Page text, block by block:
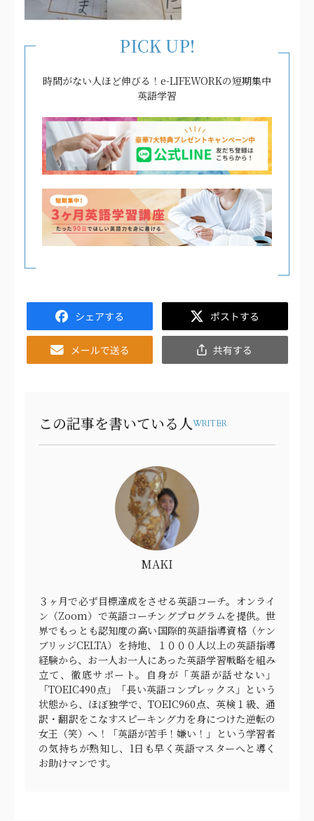
PICK UP!
時間がない人ほど伸びる！e-LIFEWORKの短期集中
英語学習
Facebook
Twitter
Email
共
有
この記事を書いている人WRITER
MAKI
３ヶ月で必ず目標達成をさせる英語コーチ。オンライ
ン（Zoom）で英語コーチングプログラムを提供。世
界でもっとも認知度の高い国際的英語指導資格（ケン
ブリッジCELTA）を持地、１０００人以上の英語指導
経験から、お一人お一人にあった英語学習戦略を組み
立て、徹底サポート。自身が「英語が話せない」
「TOEIC490点」「長い英語コンプレックス」という
状態から、ほぼ独学で、TOEIC960点、英検１級、通
訳・翻訳をこなすスピーキング力を身につけた逆転の
女王（笑）へ！「英語が苦手！嫌い！」という学習者
の気持ちが熟知し、1日も早く英語マスターへと導く
お助けマンです。